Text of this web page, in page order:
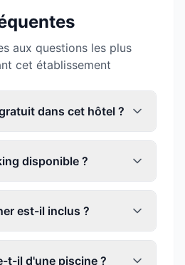
aux questions les plus
cet établissement
dans cet hôtel ?
disponible ?
est-il inclus ?
t-il d'une piscine ?